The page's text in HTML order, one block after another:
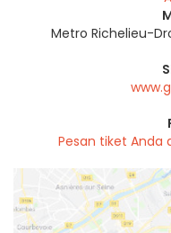
Metro Richelieu-
Pesan tiket Anda